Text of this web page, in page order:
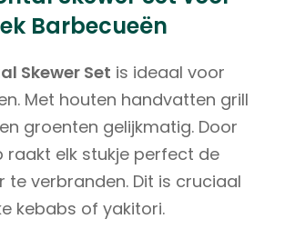
Barbecueën
Skewer Set is ideaal voor
Met houten handvatten grill
groenten gelijkmatig. Door
raakt elk stukje perfect de
te verbranden. Dit is cruciaal
kebabs of yakitori.